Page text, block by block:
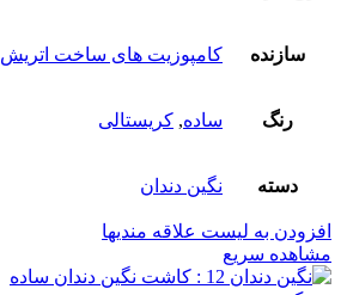
سازنده کامپوزیت های ساخت اتریش
رنگ ساده, کریستالی
دسته نگین دندان
افزودن به لیست علاقه مندیها
مشاهده سریع